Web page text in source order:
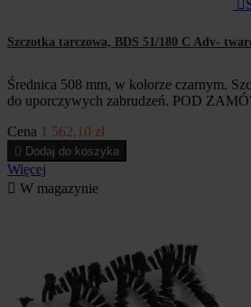

Szczotka tarczowa, BDS 51/180 C Adv-
Średnica 508 mm, w kolorze czarnym.
do uporczywych zabrudzeń. POD
Cena 1 562,10 zł
 Dodaj do koszyka
Więcej
 W magazynie